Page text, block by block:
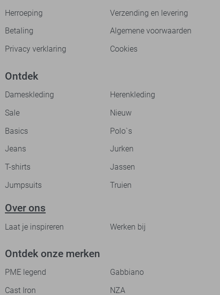
Herroeping
Verzending en levering
Betaling
Algemene voorwaarden
Privacy verklaring
Cookies
Ontdek
Dameskleding
Herenkleding
Sale
Nieuw
Basics
Polo`s
Jeans
Jurken
T-shirts
Jassen
Jumpsuits
Truien
Over ons
Laat je inspireren Werken bij
Ontdek onze merken
PME legend
Gabbiano
Cast Iron
NZA